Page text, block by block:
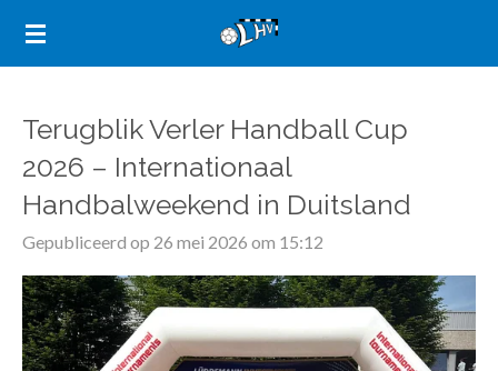
Ga
de
hoofdinhoud
Terugblik Verler Handball Cup
2026 – Internationaal
Handbalweekend in Duitsland
Gepubliceerd op 26 mei 2026 om 15:12